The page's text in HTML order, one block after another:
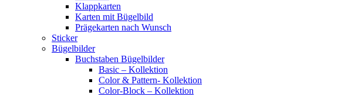
Klappkarten
Karten mit Bügelbild
Prägekarten nach Wunsch
Sticker
Bügelbilder
Buchstaben Bügelbilder
Basic – Kollektion
Color & Pattern- Kollektion
Color-Block – Kollektion